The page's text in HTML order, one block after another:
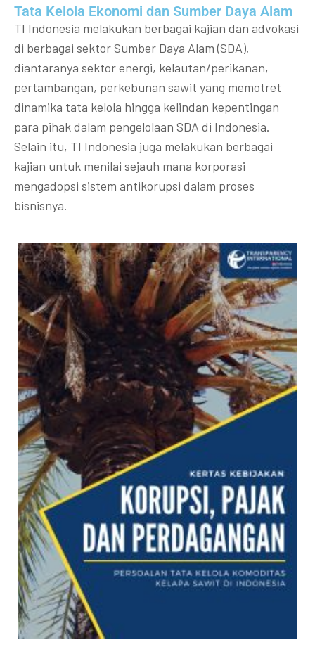
Tata Kelola Ekonomi dan Sumber Daya Alam
TI Indonesia melakukan berbagai kajian dan advokasi
di berbagai sektor Sumber Daya Alam (SDA),
diantaranya sektor energi, kelautan/perikanan,
pertambangan, perkebunan sawit yang memotret
dinamika tata kelola hingga kelindan kepentingan
para pihak dalam pengelolaan SDA di Indonesia.
Selain itu, TI Indonesia juga melakukan berbagai
kajian untuk menilai sejauh mana korporasi
mengadopsi sistem antikorupsi dalam proses
bisnisnya.